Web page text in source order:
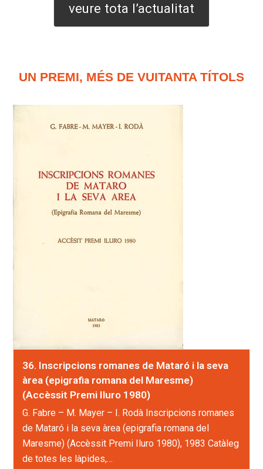
veure tota l’actualitat
UN PREMI, MÉS DE VUITANTA TÍTOLS
36. Inscripcions romanes de Mataró i la seva
àrea (epigrafia romana del Maresme)
(Accèssit Premi Iluro 1980)
G. Fabre – M. Mayer – I. Rodà Inscripcions romanes
de Mataró i la seva àrea (epigrafia romana del
Maresme) (Accèssit Premi Iluro 1980), 1983 Catàleg
de totes les làpides,…